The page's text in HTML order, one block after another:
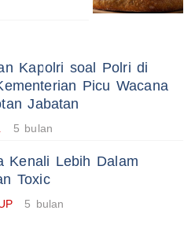
Kapolri soal Polri di
Picu Wacana
Jabatan
5 bulan
Kenali Lebih Dalam
Toxic
5 bulan